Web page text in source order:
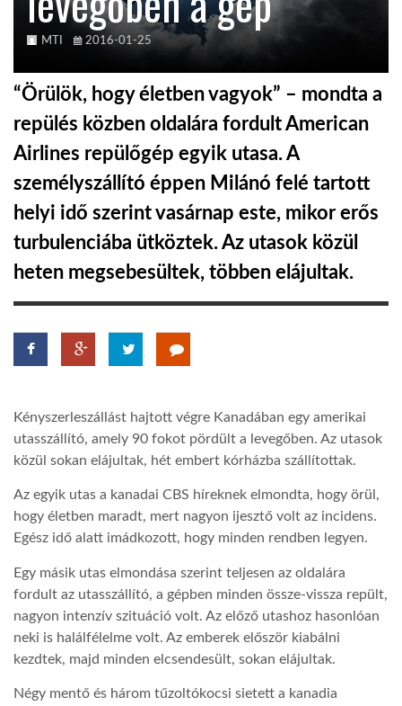
A NAP SZÉPE
LINKTR.EE
GLOBOZSARU
DOBRAVERO.HU
LATIMO.HU
GLOBOBOOK
MTI 2016-01-25
“Örülök, hogy életben vagyok” – mondta a
repülés közben oldalára fordult American
Airlines repülőgép egyik utasa. A
személyszállító éppen Milánó felé tartott
helyi idő szerint vasárnap este, mikor erős
turbulenciába ütköztek. Az utasok közül
heten megsebesültek, többen elájultak.
Kényszerleszállást hajtott végre Kanadában egy amerikai
utasszállító, amely 90 fokot pördült a levegőben. Az utasok
közül sokan elájultak, hét embert kórházba szállítottak.
Az egyik utas a kanadai CBS híreknek elmondta, hogy örül,
hogy életben maradt, mert nagyon ijesztő volt az incidens.
Egész idő alatt imádkozott, hogy minden rendben legyen.
Egy másik utas elmondása szerint teljesen az oldalára
fordult az utasszállító, a gépben minden össze-vissza repült,
nagyon intenzív szituáció volt. Az előző utashoz hasonlóan
neki is halálfélelme volt. Az emberek először kiabálni
kezdtek, majd minden elcsendesült, sokan elájultak.
Négy mentő és három tűzoltókocsi sietett a kanadia